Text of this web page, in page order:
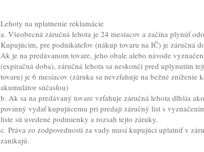
Lehoty na uplatnenie reklamácie
a. Všeobecná záručná lehota je 24 mesiacov a začína plynúť
Kupujúcim, pre podnikateľov (nákup tovaru na IČ) je záručná
Ak je na predávanom tovare, jeho obale alebo návode
(expiračná doba), záručná lehota sa neskončí pred uplynutím
tovaru) je 6 mesiacov (záruka sa nevzťahuje na bežné
akumulátor súčasťou)
b. Ak sa na predávaný tovare vzťahuje záručná lehota dlhšia
povinný vydať kupujúcemu pri predaji záručný list s
liste sú uvedené podmienky a rozsah tejto záruky.
c. Práva zo zodpovednosti za vady musí kupujúci uplatniť v
zanikajú.